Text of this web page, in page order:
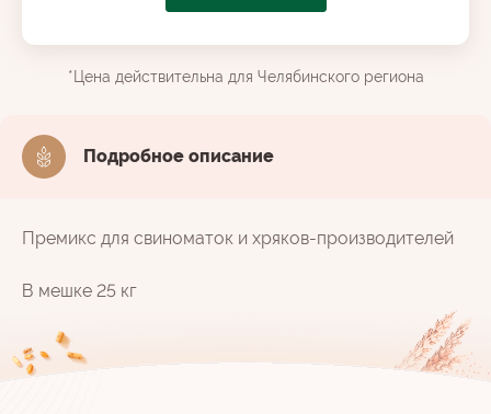
*Цена действительна для Челябинского региона
Подробное описание
Премикс для свиноматок и хряков-производителей
В мешке 25 кг